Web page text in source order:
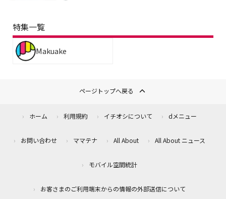
特集一覧
Makuake
ページトップへ戻る
ホーム 利用規約 イチオシについて dメニュー
お問い合わせ ママテナ All About All About ニュース
モバイル空間統計
お客さまのご利用端末からの情報の外部送信について